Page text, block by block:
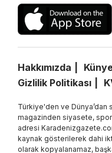
Hakkımızda
Gizlilik Politikası
Türkiye'den ve Dünya’dan
magazinden siyasete,
adresi
kaynak gösterilerek dahi
olarak kopyalanamaz,